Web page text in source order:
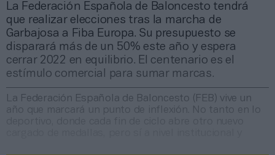
La Federación Española de Baloncesto tendrá
que realizar elecciones tras la marcha de
Garbajosa a Fiba Europa. Su presupuesto se
disparará más de un 50% este año y espera
cerrar 2022 en equilibrio. El centenario es el
estímulo comercial para sumar marcas.
La Federación Española de Baloncesto (FEB) vive un
año que marcará un punto de inflexión. No tanto en lo